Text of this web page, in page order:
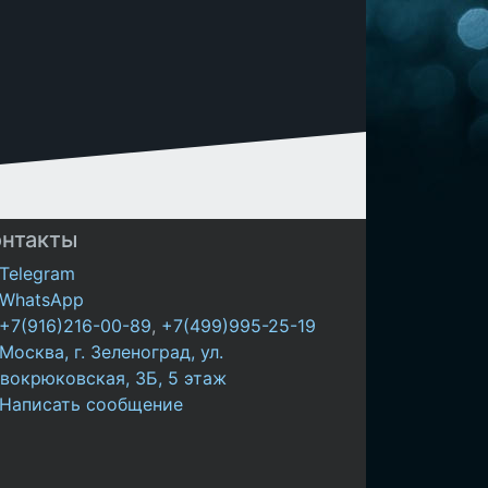
00-89, +7(499)995-25-19
г. Зеленоград, ул.
3Б, 5 этаж
сообщение